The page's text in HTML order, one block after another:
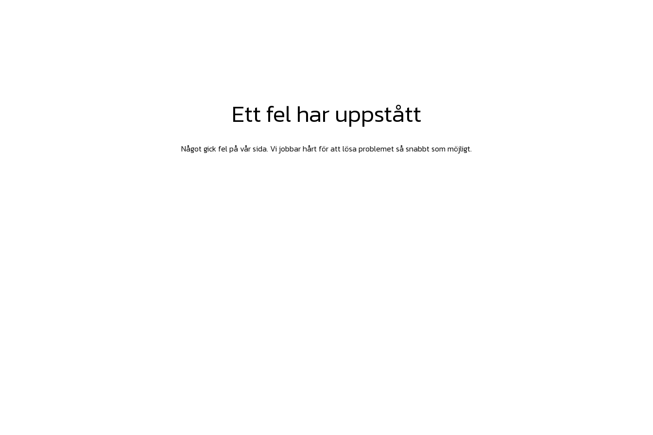
Ett fel har uppstått
Något gick fel på vår sida. Vi jobbar hårt för att lösa problemet så snabbt som möjligt.